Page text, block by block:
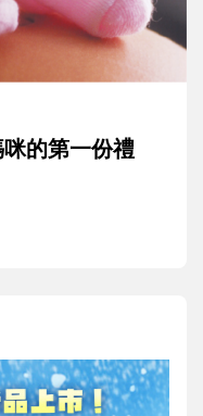
的第一份禮